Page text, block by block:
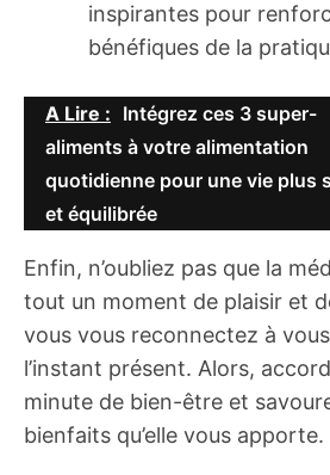
inspirantes pour
bénéfiques de la
A Lire : Intégrez ces 3 super-
aliments à votre alimentation
quotidienne pour une vie plus
et équilibrée
Enfin, n’oubliez pas que la
tout un moment de plaisir et
vous vous reconnectez à
l’instant présent. Alors,
minute de bien-être et
bienfaits qu’elle vous apporte.